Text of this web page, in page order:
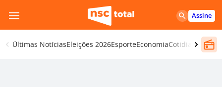
para
o
conteúdo
Assine
Últimas NotíciasEleições 2026EsporteEconomiaCotidiano